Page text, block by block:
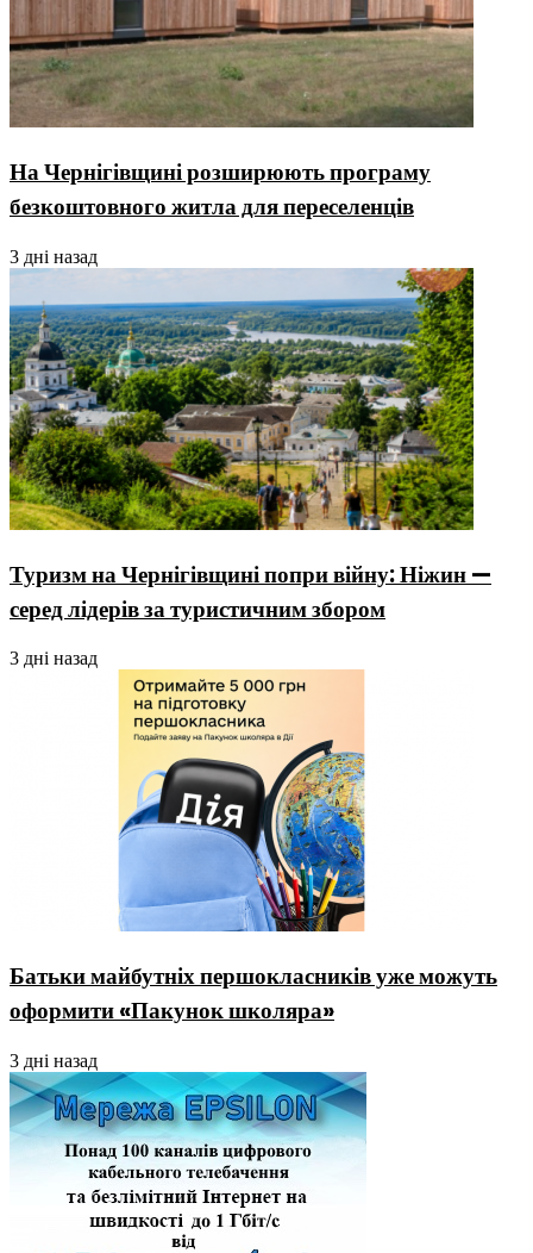
На Чернігівщині розширюють програму
безкоштовного житла для переселенців
3 дні назад
Туризм на Чернігівщині попри війну: Ніжин —
серед лідерів за туристичним збором
3 дні назад
Батьки майбутніх першокласників уже можуть
оформити «Пакунок школяра»
3 дні назад